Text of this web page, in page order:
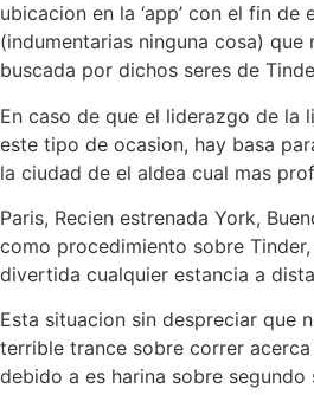
ubicacion en la ‘app’ con el fin
(indumentarias ninguna cosa)
buscada por dichos seres de
En caso de que el liderazgo de la
este tipo de ocasion, hay basa
la ciudad de el aldea cual mas
Paris, Recien estrenada York,
como procedimiento sobre
divertida cualquier estancia a
Esta situacion sin despreciar que
terrible trance sobre correr
debido a es harina sobre segundo